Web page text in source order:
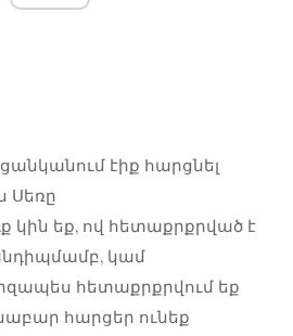
կին եք, ով հետաքրքրված է
կամ
հետաքրքրվում եք
հարցեր ունեք